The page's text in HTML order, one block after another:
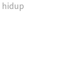
hidup